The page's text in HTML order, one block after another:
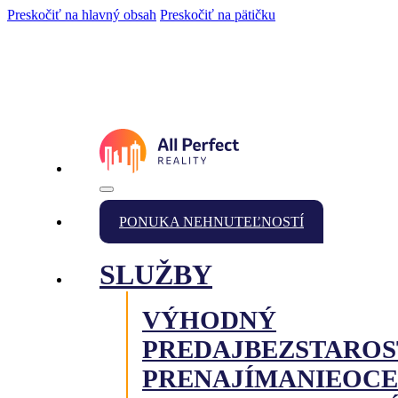
Preskočiť na hlavný obsah Preskočiť na pätičku
PONUKA NEHNUTEĽNOSTÍ
SLUŽBY
VÝHODNÝ
PREDAJ
PRENAJÍMANIE